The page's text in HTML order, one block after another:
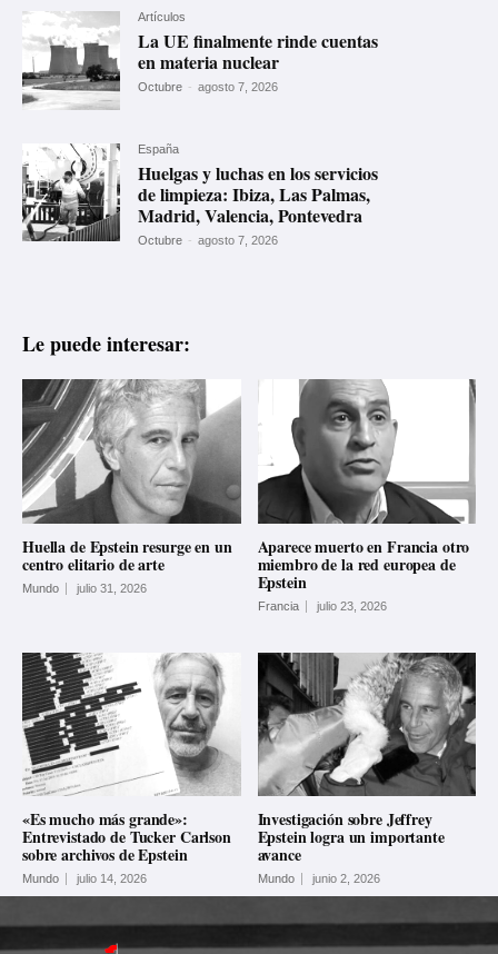
Artículos
La UE finalmente rinde cuentas
en materia nuclear
Octubre - agosto 7, 2026
España
Huelgas y luchas en los servicios
de limpieza: Ibiza, Las Palmas,
Madrid, Valencia, Pontevedra
Octubre - agosto 7, 2026
Le puede interesar:
Huella de Epstein resurge en un
centro elitario de arte
Mundo julio 31, 2026
Aparece muerto en Francia otro
miembro de la red europea de
Epstein
Francia julio 23, 2026
«Es mucho más grande»:
Entrevistado de Tucker Carlson
sobre archivos de Epstein
Mundo julio 14, 2026
Investigación sobre Jeffrey
Epstein logra un importante
avance
Mundo junio 2, 2026